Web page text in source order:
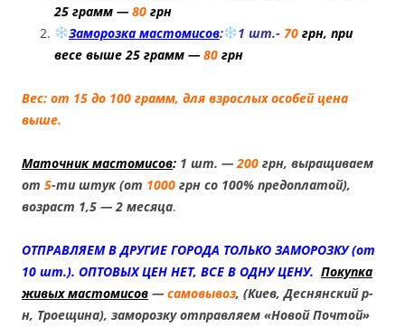
25 грамм — 80 грн
Заморозка мастомисов: 1 шт.- 70 грн, при
весе выше 25 грамм — 80 грн
Вес: от 15 до 100 грамм, для взрослых особей цена
выше.
Маточник мастомисов: 1 шт. —200 грн, выращиваем
от 5-ти штук (от 1000 грн со 100% предоплатой),
возраст 1,5 — 2 месяца.
ОТПРАВЛЯЕМ В ДРУГИЕ ГОРОДА ТОЛЬКО ЗАМОРОЗКУ (от
10 шт.). ОПТОВЫХ ЦЕН НЕТ, ВСЕ В ОДНУ ЦЕНУ. Покупка
живых мастомисов — самовывоз, (Киев, Деснянский р-
н, Троещина), заморозку отправляем «Новой Почтой»